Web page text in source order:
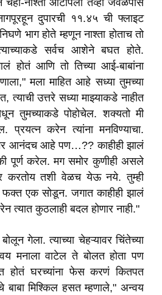
चहा-नाश्ता आटोपला तेव्हा जवळपास
दुपारची ११.४५ ची फ्लाइट
भाग होते म्हणून नाश्ता होताच तो
सर्वच आशेने बघत होते.
होतं आणि तो तिच्या आई-बाबांना
मला माहित आहे सध्या तुमच्या
उत्तरे सध्या माझ्याकडे नाहीत
तुमच्याकडे पोहोचेल. शक्यतो मी
करेन त्यांना मनविण्याचा.
आनंदच आहे पण…?? काहीही झालं
पूर्ण करेल. मग समोर कुणीही असले
करतोय तशी वेळच येऊ नये. तुम्ही
एक सोडून. जगात काहीही झालं
त्यात कुठलाही बदल होणार नाही."
गेला. त्याच्या चेहऱ्यावर चिंतेच्या
मनाला वाटेल ते बोलत होता पण
होतं घरच्यांना फेस करणं कितपत
मिश्किल हसत म्हणाले," अन्वय